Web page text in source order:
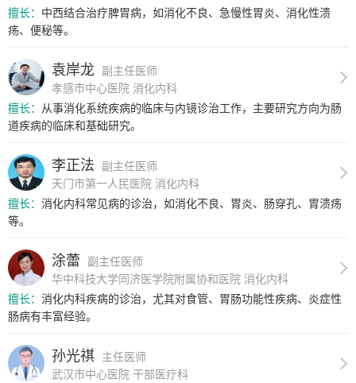
擅长： 中西结合治疗脾胃病，如消化不良、急慢性胃炎、消化性溃
疡、便秘等。
袁岸龙
副主任医师
孝感市中心医院 消化内科
擅长：
从事消化系统疾病的临床与内镜诊治工作，主要研究方向为肠
道疾病的临床和基础研究。
李正法
副主任医师
天门市第一人民医院 消化内科
擅长： 消化内科常见病的诊治，如消化不良、胃炎、肠穿孔、胃溃疡
等。
涂蕾
副主任医师
华中科技大学同济医学院附属协和医院 消化内科
擅长： 消化内科疾病的诊治，尤其对食管、胃肠功能性疾病、炎症性
肠病有丰富经验。
孙光祺
主任医师
武汉市中心医院 干部医疗科